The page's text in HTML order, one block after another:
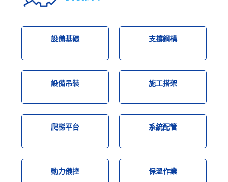
設備基礎 支撐鋼構
設備吊裝 施工搭架
爬梯平台 系統配管
動力儀控 保溫作業